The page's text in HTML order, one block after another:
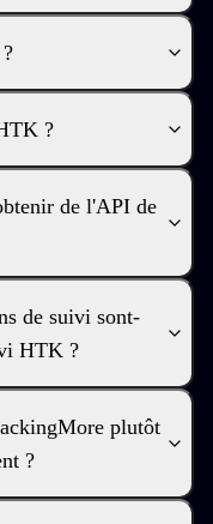
?
de l'API de
de suivi sont-
HTK ?
plutôt
?